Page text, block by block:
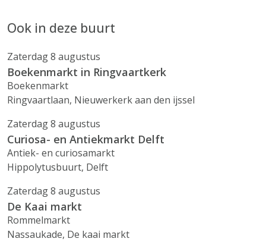
Ook in deze buurt
Zaterdag 8 augustus
Boekenmarkt in Ringvaartkerk
Boekenmarkt
Ringvaartlaan, Nieuwerkerk aan den ijssel
Zaterdag 8 augustus
Curiosa- en Antiekmarkt Delft
Antiek- en curiosamarkt
Hippolytusbuurt, Delft
Zaterdag 8 augustus
De Kaai markt
Rommelmarkt
Nassaukade, De kaai markt